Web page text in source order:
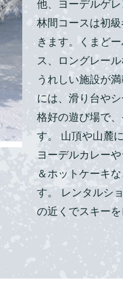
他、ヨーデルゲ
林間コースは初
きます。くまど
ス、ロングレー
うれしい施設が
には、滑り台や
格好の遊び場で
す。 山頂や山麓
ヨーデルカレー
＆ホットケーキ
す。 レンタルシ
の近くでスキーを